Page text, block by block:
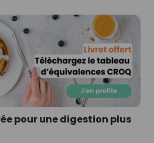
pour une digestion plus